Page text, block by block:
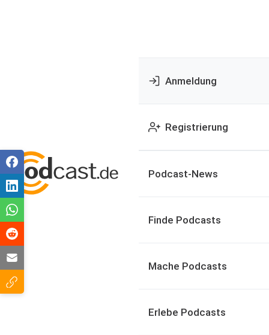
Anmeldung
Registrierung
Podcast-News
Finde Podcasts
Mache Podcasts
Erlebe Podcasts